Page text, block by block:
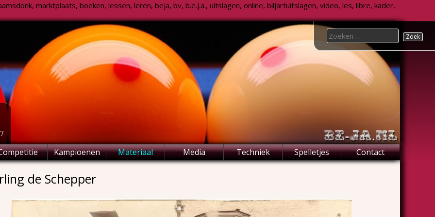
marktplaats, boeken, lessen, leren, beja, bv, b.e.j.a., uitslagen, online, biljartuitslagen, video, les, libre, kader,
Kampioenen Materiaal Media Techniek Spelletjes Contact
Search
for:
de Schepper